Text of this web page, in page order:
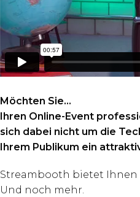
Möchten Sie…
Ihren Online-Event
sich dabei nicht um die
Ihrem Publikum ein
Streambooth bietet Ihnen
Und noch mehr.